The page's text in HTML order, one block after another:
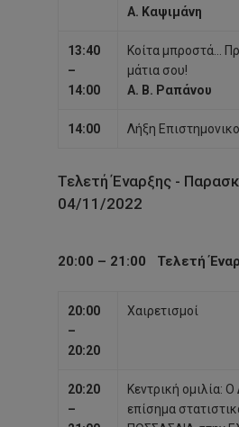
Α. Καψιμάνη
13:40
–
14:00
Κοίτα μπροστά…
μάτια σου!
Α. Β. Ραπάνου
14:00 Λήξη
Τελετή Έναρξης -
04/11/2022
20:00 – 21:00 Τελετή
20:00
–
20:20
Χαιρετισμοί
20:20
–
Κεντρική ομιλία:
επίσημα